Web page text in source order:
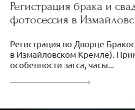
Регистрация брака и
фотосессия в
Регистрация во Дворце
в Измайловском Кремле).
особенности загса, часы...